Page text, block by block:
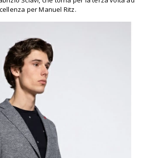
per Manuel Ritz.